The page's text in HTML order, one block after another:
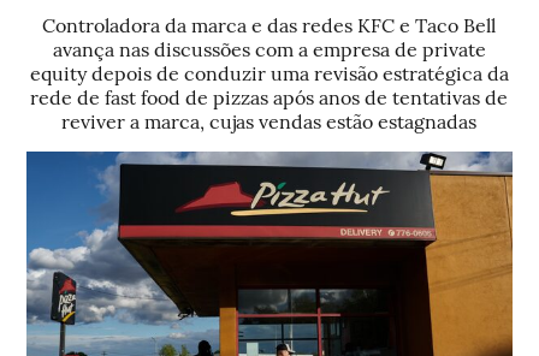
Controladora da marca e das redes KFC e Taco Bell
avança nas discussões com a empresa de private
equity depois de conduzir uma revisão estratégica da
rede de fast food de pizzas após anos de tentativas de
reviver a marca, cujas vendas estão estagnadas